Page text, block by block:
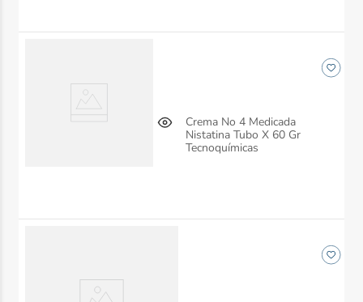
Crema No 4 Medicada
Nistatina Tubo X 60 Gr
Tecnoquímicas